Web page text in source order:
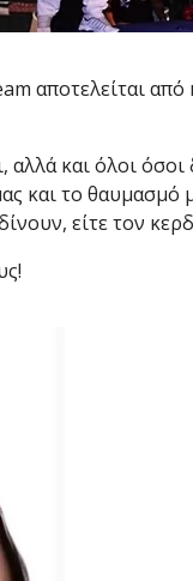
αποτελείται από
αλλά και όλοι όσοι
και το θαυμασμό
είτε τον